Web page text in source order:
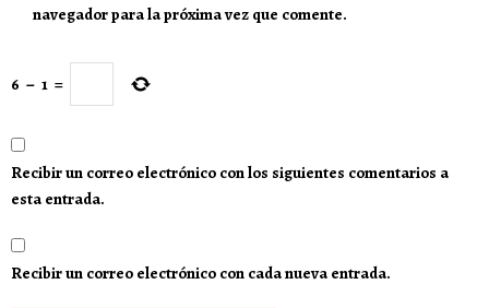
navegador para la próxima vez que comente.
6 − 1 =
Recibir un correo electrónico con los siguientes comentarios a
esta entrada.
Recibir un correo electrónico con cada nueva entrada.